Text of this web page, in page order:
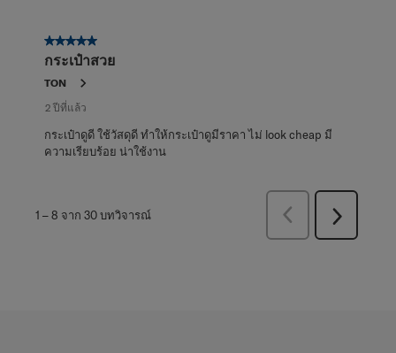
5 จาก 5 ดาว
กระเป๋าสวย
TON
2 ปีที่แล้ว
กระเป๋าดูดี ใช้วัสดุดี ทำให้กระเป๋าดูมีราคา ไม่ look cheap มี
ความเรียบร้อย น่าใช้งาน
1 –8 จาก 30บทวิจารณ์
ก่อน
ถัด